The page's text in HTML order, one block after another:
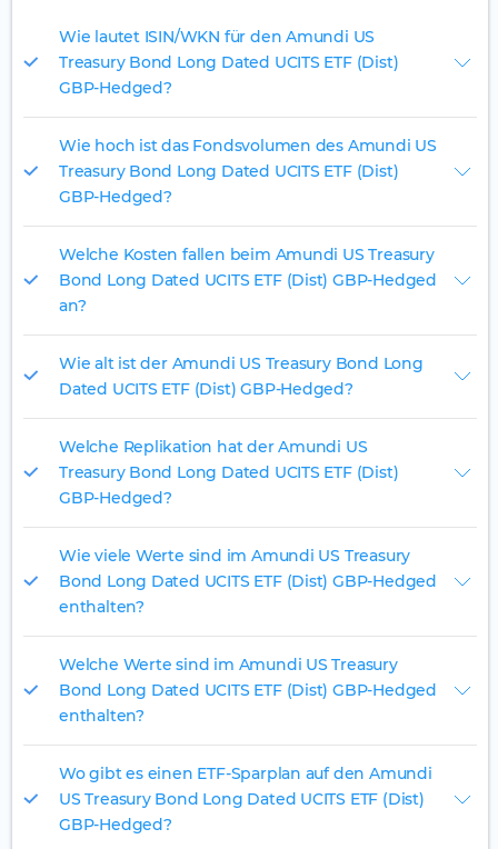
Wie lautet ISIN/WKN für den Amundi US
Treasury Bond Long Dated UCITS ETF (Dist)
GBP-Hedged?
Wie hoch ist das Fondsvolumen des Amundi US
Treasury Bond Long Dated UCITS ETF (Dist)
GBP-Hedged?
Welche Kosten fallen beim Amundi US Treasury
Bond Long Dated UCITS ETF (Dist) GBP-Hedged
an?
Wie alt ist der Amundi US Treasury Bond Long
Dated UCITS ETF (Dist) GBP-Hedged?
Welche Replikation hat der Amundi US
Treasury Bond Long Dated UCITS ETF (Dist)
GBP-Hedged?
Wie viele Werte sind im Amundi US Treasury
Bond Long Dated UCITS ETF (Dist) GBP-Hedged
enthalten?
Welche Werte sind im Amundi US Treasury
Bond Long Dated UCITS ETF (Dist) GBP-Hedged
enthalten?
Wo gibt es einen ETF-Sparplan auf den Amundi
US Treasury Bond Long Dated UCITS ETF (Dist)
GBP-Hedged?